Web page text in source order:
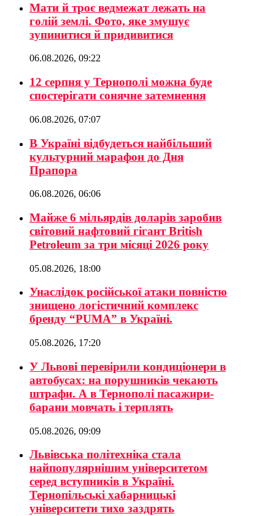
Мати й троє ведмежат лежать на
голій землі. Фото, яке змушує
зупинитися й придивитися
06.08.2026, 09:22
12 серпня у Тернополі можна буде
спостерігати сонячне затемнення
06.08.2026, 07:07
В Україні відбудеться найбільший
культурний марафон до Дня
Прапора
06.08.2026, 06:06
Майже 6 мільярдів доларів заробив
світовий нафтовий гігант British
Petroleum за три місяці 2026 року
05.08.2026, 18:00
Унаслідок російської атаки повністю
знищено логістичний комплекс
бренду “PUMA” в Україні.
05.08.2026, 17:20
У Львові перевірили кондиціонери в
автобусах: на порушників чекають
штрафи. А в Тернополі пасажири-
барани мовчать і терплять
05.08.2026, 09:09
Львівська політехніка стала
найпопулярнішим університетом
серед вступників в Україні.
Тернопільські хабарницькі
університети тихо заздрять